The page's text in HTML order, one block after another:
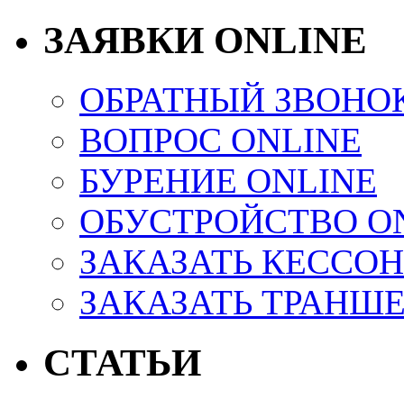
ЗАЯВКИ ONLINE
ОБРАТНЫЙ
ВОПРОС ONLINE
БУРЕНИЕ ONLINE
ОБУСТРОЙСТВО
ЗАКАЗАТЬ КЕССОН
ЗАКАЗАТЬ
СТАТЬИ